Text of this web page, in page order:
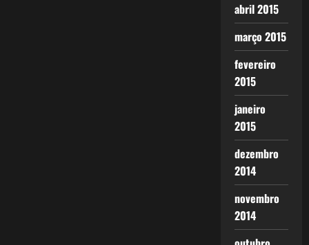
abril 2015
março 2015
fevereiro
2015
janeiro
2015
dezembro
2014
novembro
2014